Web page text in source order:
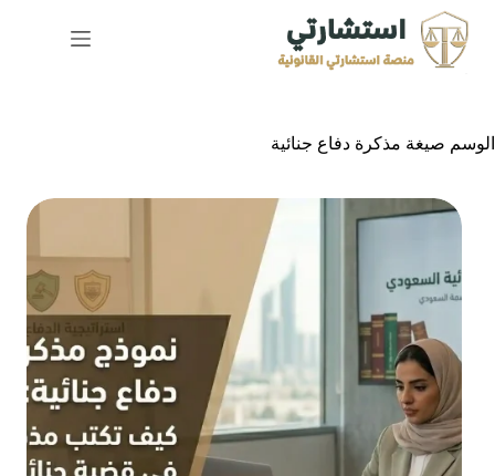
التجاوز
المحتوى
الوسم صيغة مذكرة دفاع جنائية